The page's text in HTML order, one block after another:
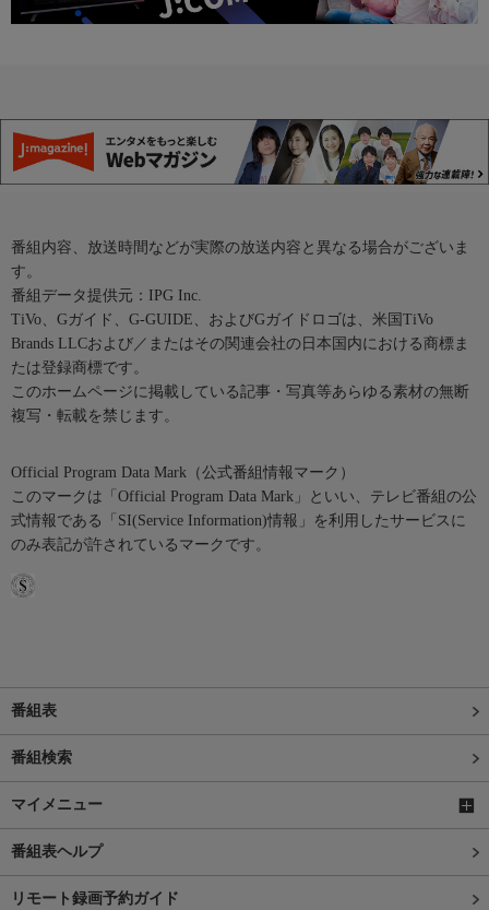
番組内容、放送時間などが実際の放送内容と異なる場合がございま
す。
番組データ提供元：IPG Inc.
TiVo、Gガイド、G-GUIDE、およびGガイドロゴは、米国TiVo
Brands LLCおよび／またはその関連会社の日本国内における商標ま
たは登録商標です。
このホームページに掲載している記事・写真等あらゆる素材の無断
複写・転載を禁じます。
Official Program Data Mark（公式番組情報マーク）
このマークは「Official Program Data Mark」といい、テレビ番組の公
式情報である「SI(Service Information)情報」を利用したサービスに
のみ表記が許されているマークです。
番組表
番組検索
マイメニュー
番組表ヘルプ
リモート録画予約ガイド